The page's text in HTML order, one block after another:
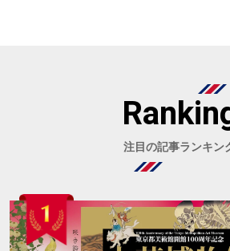
注目の記事ランキン